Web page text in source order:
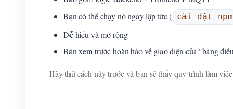
Bạn có thể chạy nó ngay lập tức ( cài đặt npm
Dễ hiểu và mở rộng
Bản xem trước hoàn hảo về giao diện của "bảng
Hãy thử cách này trước và bạn sẽ thấy quy trình làm